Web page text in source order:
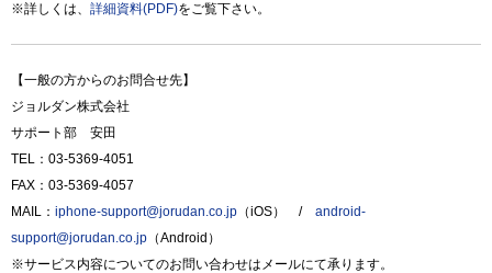
※詳しくは、 詳細資料(PDF)をご覧下さい。
【一般の方からのお問合せ先】
ジョルダン株式会社
サポート部 安田
TEL：03-5369-4051
FAX：03-5369-4057
MAIL： iphone-support@jorudan.co.jp （iOS） / android-
support@jorudan.co.jp （Android）
※サービス内容についてのお問い合わせはメールにて承ります。